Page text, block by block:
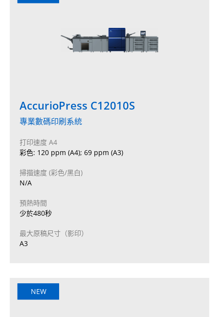
AccurioPress C12010S
專業數碼印刷系統
打印速度 A4
彩色: 120 ppm (A4); 69 ppm (A3)
掃描速度 (彩色/黑白)
N/A
預熱時間
少於480秒
最大原稿尺寸（影印）
A3
NEW